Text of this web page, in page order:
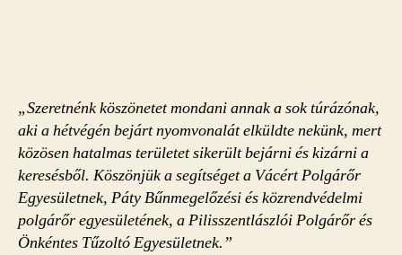
„Szeretnénk köszönetet mondani annak a sok túrázónak,
aki a hétvégén bejárt nyomvonalát elküldte nekünk, mert
közösen hatalmas területet sikerült bejárni és kizárni a
keresésből. Köszönjük a segítséget a Vácért Polgárőr
Egyesületnek, Páty Bűnmegelőzési és közrendvédelmi
polgárőr egyesületének, a Pilisszentlászlói Polgárőr és
Önkéntes Tűzoltó Egyesületnek.”